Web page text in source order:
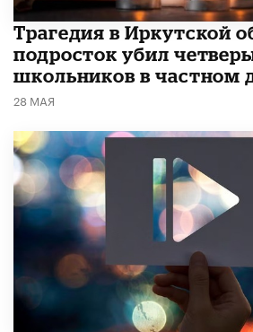
Трагедия в Иркутской
подросток убил
школьников в частном
28 МАЯ